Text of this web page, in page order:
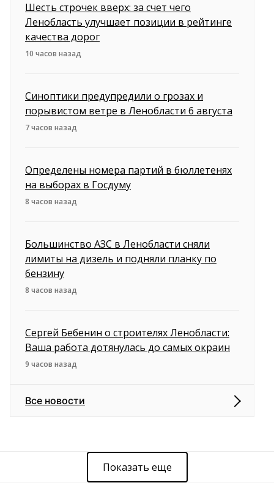
Шесть строчек вверх: за счет чего
Ленобласть улучшает позиции в рейтинге
качества дорог
10 часов назад
Синоптики предупредили о грозах и
порывистом ветре в Ленобласти 6 августа
7 часов назад
Определены номера партий в бюллетенях
на выборах в Госдуму
8 часов назад
Большинство АЗС в Ленобласти сняли
лимиты на дизель и подняли планку по
бензину
8 часов назад
Сергей Бебенин о строителях Ленобласти:
Ваша работа дотянулась до самых окраин
9 часов назад
Все новости
Показать еще